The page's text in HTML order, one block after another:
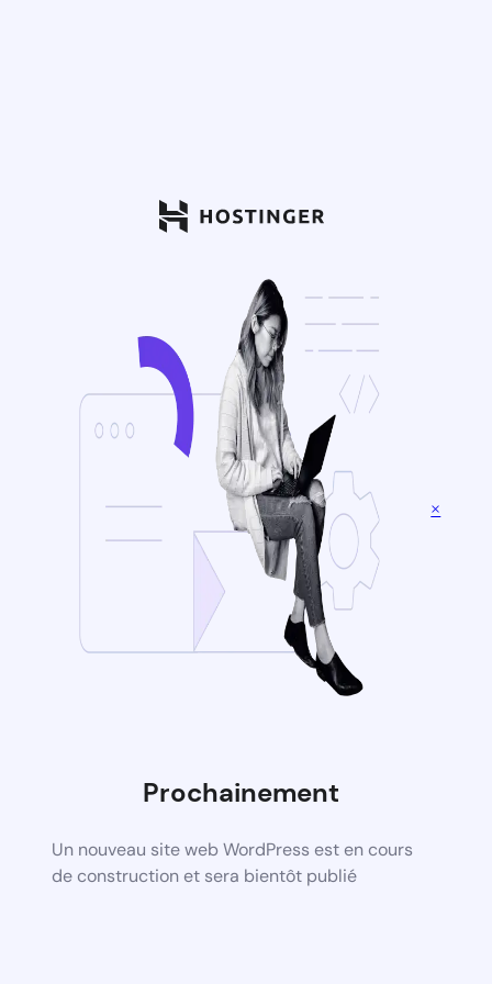
Prochainement
Un nouveau site web WordPress est en cours
de construction et sera bientôt publié
×